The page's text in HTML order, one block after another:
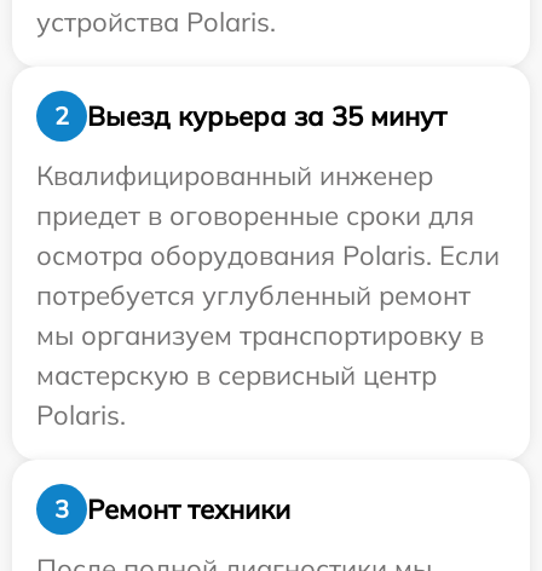
устройства Polaris.
2
Выезд курьера за 35 минут
Квалифицированный инженер
приедет в оговоренные сроки для
осмотра оборудования Polaris. Если
потребуется углубленный ремонт
мы организуем транспортировку в
мастерскую в сервисный центр
Polaris.
3
Ремонт техники